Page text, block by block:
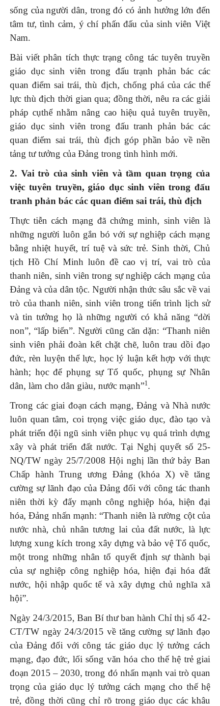
sống của người dân, trong đó có ảnh hưởng lớn đến
tâm tư, tình cảm, ý chí phấn đấu của sinh viên Việt
Nam.
Bài viết phân tích thực trạng công tác tuyên truyền
giáo dục sinh viên trong đấu trạnh phản bác các
quan điểm sai trái, thù địch, chống phá của các thế
lực thù địch thời gian qua; đồng thời, nêu ra các giải
pháp cụthể nhằm nâng cao hiệu quả tuyên truyền,
giáo dục sinh viên trong đấu tranh phản bác các
quan điểm sai trái, thù địch góp phần bảo về nền
tảng tư tưởng của Đảng trong tình hình mới.
2. Vai trò của sinh viên và tầm quan trọng của
việc tuyên truyền, giáo dục sinh viên trong đấu
tranh phản bác các quan điểm sai trái, thù địch
Thực tiễn cách mạng đã chứng minh, sinh viên là
những người luôn gắn bó với sự nghiệp cách mạng
bằng nhiệt huyết, trí tuệ và sức trẻ. Sinh thời, Chủ
tịch Hồ Chí Minh luôn đề cao vị trí, vai trò của
thanh niên, sinh viên trong sự nghiệp cách mạng của
Đảng và của dân tộc. Người nhận thức sâu sắc về vai
trò của thanh niên, sinh viên trong tiến trình lịch sử
và tin tưởng họ là những người có khả năng “dời
non”, “lấp biển”. Người cũng căn dặn: “Thanh niên
sinh viên phải đoàn kết chặt chẽ, luôn trau dồi đạo
đức, rèn luyện thể lực, học lý luận kết hợp với thực
hành; học để phụng sự Tổ quốc, phụng sự Nhân
dân, làm cho dân giàu, nước mạnh”1.
Trong các giai đoạn cách mạng, Đảng và Nhà nước
luôn quan tâm, coi trọng việc giáo dục, đào tạo và
phát triển đội ngũ sinh viên phục vụ quá trình dựng
xây và phát triển đất nước. Tại Nghị quyết số 25-
NQ/TW ngày 25/7/2008 Hội nghị lần thứ bảy Ban
Chấp hành Trung ương Đảng (khóa X) về tăng
cường sự lãnh đạo của Đảng đối với công tác thanh
niên thời kỳ đẩy mạnh công nghiệp hóa, hiện đại
hóa, Đảng nhấn mạnh: “Thanh niên là rường cột của
nước nhà, chủ nhân tương lai của đất nước, là lực
lượng xung kích trong xây dựng và bảo vệ Tổ quốc,
một trong những nhân tố quyết định sự thành bại
của sự nghiệp công nghiệp hóa, hiện đại hóa đất
nước, hội nhập quốc tế và xây dựng chủ nghĩa xã
hội”.
Ngày 24/3/2015, Ban Bí thư ban hành Chỉ thị số 42-
CT/TW ngày 24/3/2015 về tăng cường sự lãnh đạo
của Đảng đối với công tác giáo dục lý tưởng cách
mạng, đạo đức, lối sống văn hóa cho thế hệ trẻ giai
đoạn 2015 – 2030, trong đó nhấn mạnh vai trò quan
trọng của giáo dục lý tưởng cách mạng cho thế hệ
trẻ, đồng thời cũng chỉ rõ trong giáo dục các khâu